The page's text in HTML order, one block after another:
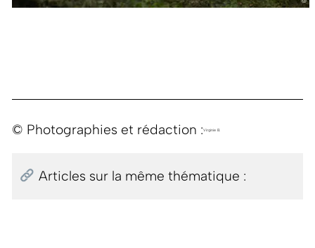
© Photographies et rédaction :Virginie B.
Articles sur la même thématique :